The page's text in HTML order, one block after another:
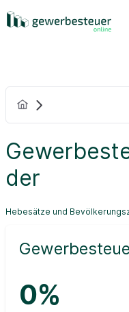
der
Hebesätze und
0%